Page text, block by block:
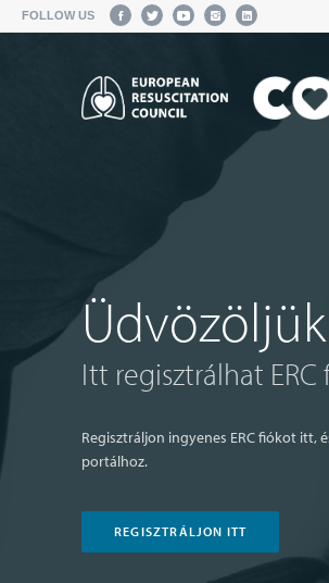
FOLLOW US
Üdvözöljük
Itt regisztrálhat ERC
Regisztráljon ingyenes ERC fiókot itt,
portálhoz.
REGISZTRÁLJON ITT